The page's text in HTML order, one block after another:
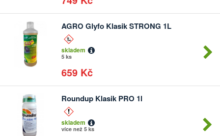
AGRO Glyfo Klasik STRONG 1L
skladem
5 ks
659 Kč
Roundup Klasik PRO 1l
skladem
více než 5 ks